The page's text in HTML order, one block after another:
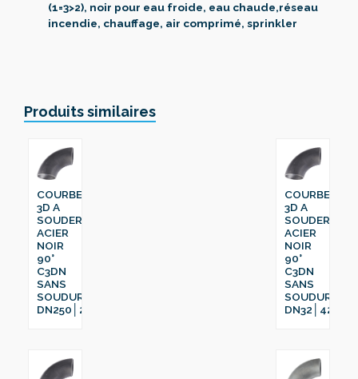
(1=3>2), noir pour eau froide, eau chaude,réseau
incendie, chauffage, air comprimé, sprinkler
Produits similaires
COURBE
3D A
SOUDER
ACIER
NOIR
90°
C3DN
SANS
SOUDURE
DN250│273
COURBE
3D A
SOUDER
ACIER
NOIR
90°
C3DN
SANS
SOUDURE
DN32│42.4